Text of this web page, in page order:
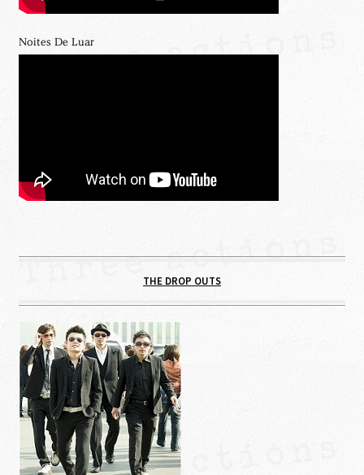
Noites De Luar
THE DROP OUTS